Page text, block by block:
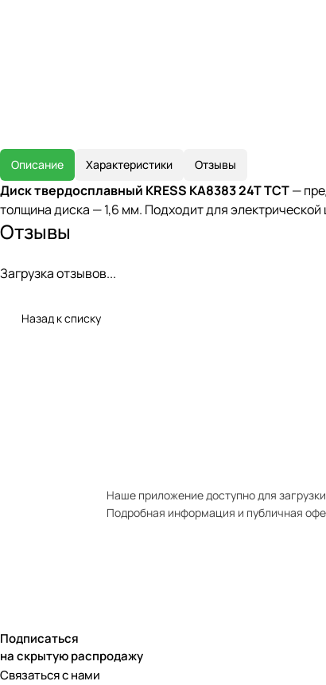
Описание Характеристики Отзывы
Диск твердосплавный KRESS KA8383 24T TCT—
толщина диска — 1,6 мм. Подходит для электрической
Отзывы
Загрузка отзывов...
Назад к списку
Наше приложение доступно для
Подробная информация и публичная
Подписаться
на скрытую распродажу
Связаться с нами